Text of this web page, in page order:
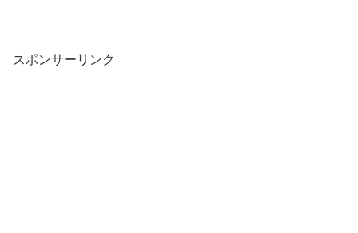
スポンサーリンク